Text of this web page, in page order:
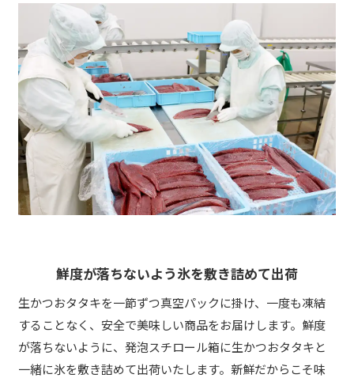
鮮度が落ちないよう氷を敷き詰めて出荷
生かつおタタキを一節ずつ真空パックに掛け、一度も凍結
することなく、安全で美味しい商品をお届けします。鮮度
が落ちないように、発泡スチロール箱に生かつおタタキと
一緒に氷を敷き詰めて出荷いたします。新鮮だからこそ味